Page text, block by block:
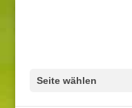
Seite wählen